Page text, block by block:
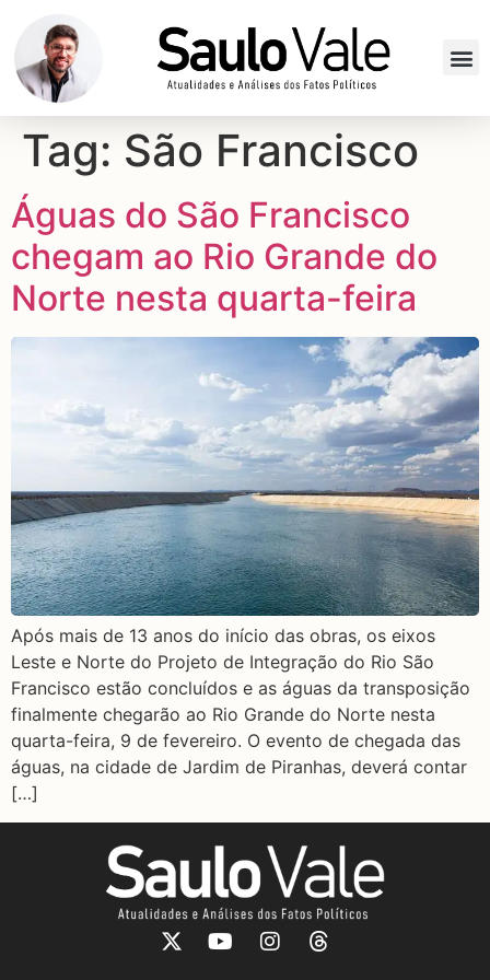
Tag: São Francisco
Águas do São Francisco
chegam ao Rio Grande do
Norte nesta quarta-feira
Após mais de 13 anos do início das obras, os eixos
Leste e Norte do Projeto de Integração do Rio São
Francisco estão concluídos e as águas da transposição
finalmente chegarão ao Rio Grande do Norte nesta
quarta-feira, 9 de fevereiro. O evento de chegada das
águas, na cidade de Jardim de Piranhas, deverá contar
[…]